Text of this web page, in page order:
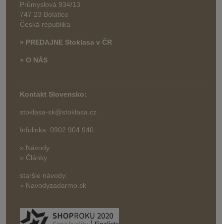
Průmyslová 934/13
747 23 Bolatice
Česká republika
» PREDAJNE Stoklasa v ČR
» O NÁS
Kontakt Slovensko:
stoklasa-sk@stoklasa.cz
Infolinka: 0902 904 940
» Návody
» Články
staršie návody:
» Navodyzadarmo.sk